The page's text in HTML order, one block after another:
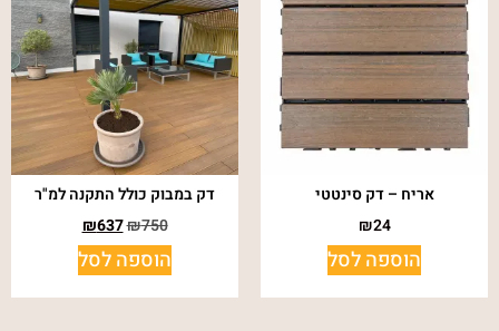
אריח – דק סינטטי
₪24
הוספה לסל
דק במבוק כולל התקנה למ"ר
₪750
₪637
הוספה לסל